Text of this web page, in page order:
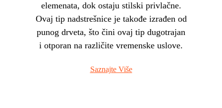
elemenata, dok ostaju stilski privlačne.
Ovaj tip nadstrešnice je takođe izrađen od
punog drveta, što čini ovaj tip dugotrajan
i otporan na različite vremenske uslove.
Saznajte Više